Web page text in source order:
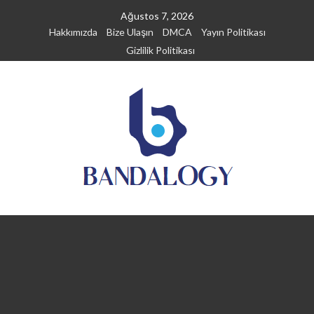
Ağustos 7, 2026
Hakkımızda
Bize Ulaşın DMCA
Yayın Politikası
Gizlilik Politikası